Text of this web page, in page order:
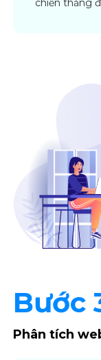
chiến thắng
Bước
Phân tích